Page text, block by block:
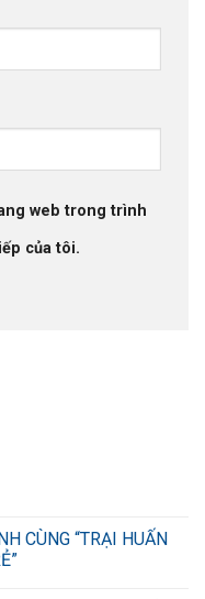
CÙNG “TRẠI HUẤN
web trong trình
của tôi.